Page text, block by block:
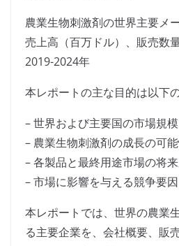
農業生物刺激剤の世界主要メ
売上高（百万ドル）、販売数
2019-2024年
本レポートの主な目的は以下
– 世界および主要国の市場規
– 農業生物刺激剤の成長の可
– 各製品と最終用途市場の将
– 市場に影響を与える競争要
本レポートでは、世界の農業
る主要企業を、会社概要、販